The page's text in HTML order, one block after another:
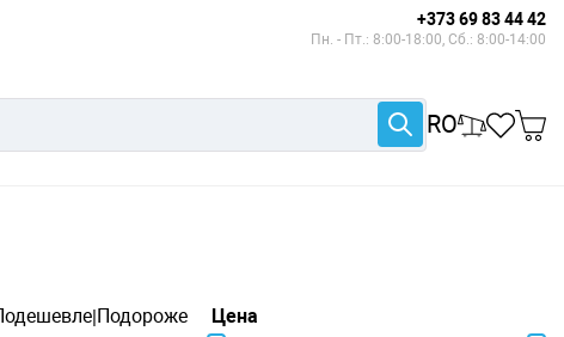
+373 69 83 44 42
Пн. - Пт.: 8:00-18:00, Сб.: 8:00-14:00
RO
|Подороже Цена